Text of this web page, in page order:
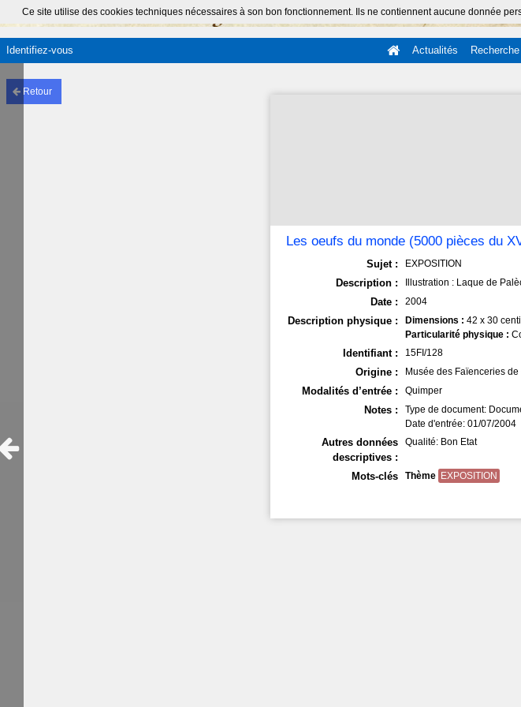
Ce site utilise des cookies techniques nécessaires à son bon fonctionnement. Ils ne contiennent aucune donnée
Identifiez-vous Actualités Recherche
Retour
Les oeufs du monde (5000 pièces du
Sujet : EXPOSITION
Description : Illustration : Laque de
Date : 2004
Description physique : Dimensions :42 x 30
Particularité physique :
Identifiant : 15FI/128
Origine : Musée des Faïenceries
Modalités d’entrée : Quimper
Notes :
Type de document:
Date d'entrée: 01/07/2004
Autres données
descriptives :
Qualité: Bon Etat
Mots-clés Thème EXPOSITION